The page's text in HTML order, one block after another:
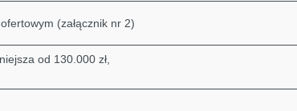
(załącznik nr 2)
od 130.000 zł,